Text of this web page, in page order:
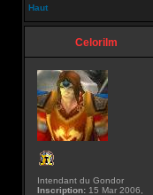
Haut
Celorilm
Intendant du Gondor
Inscription: 15 Mar 2006,